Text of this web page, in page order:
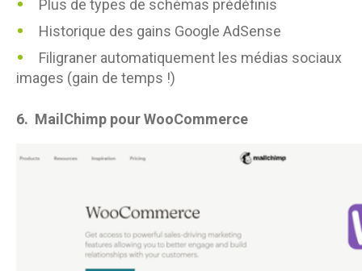
Plus de types de schémas prédéfinis
Historique des gains Google AdSense
Filigraner automatiquement les médias sociaux
images (gain de temps !)
6. MailChimp pour WooCommerce